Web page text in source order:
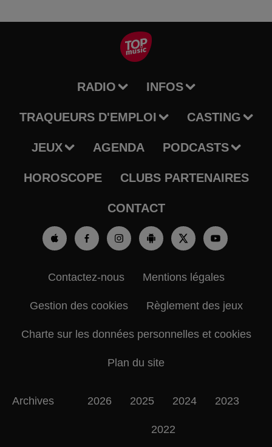
RADIO INFOS
TRAQUEURS D'EMPLOI CASTING
JEUX AGENDA PODCASTS
HOROSCOPE CLUBS PARTENAIRES
CONTACT
Contactez-nous Mentions légales
Gestion des cookies Règlement des jeux
Charte sur les données personnelles et cookies
Plan du site
Archives 2026 2025 2024 2023
2022